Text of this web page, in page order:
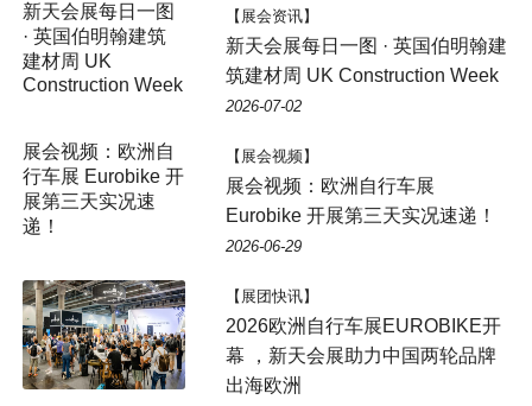
新天会展每日一图
· 英国伯明翰建筑
建材周 UK
Construction Week
【展会资讯】
新天会展每日一图 · 英国伯明翰建
筑建材周 UK Construction Week
2026-07-02
展会视频：欧洲自
行车展 Eurobike 开
展第三天实况速
递！
【展会视频】
展会视频：欧洲自行车展
Eurobike 开展第三天实况速递！
2026-06-29
【展团快讯】
2026欧洲自行车展EUROBIKE开
幕 ，新天会展助力中国两轮品牌
出海欧洲